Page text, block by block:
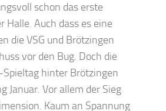
schon das erste
Auch dass es eine
die VSG und Brötzingen
vor den Bug. Doch die
hinter Brötzingen
Januar. Vor allem der Sieg
Kaum an Spannung